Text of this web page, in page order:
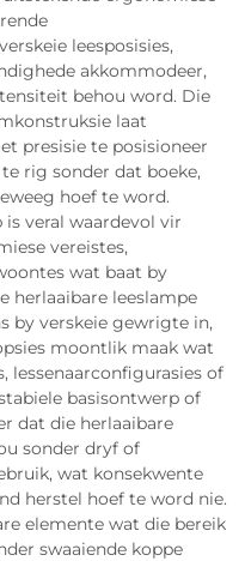
leesposisies,
akkommodeer,
behou word. Die
laat
presisie te posisioneer
rig sonder dat boeke,
hoef te word.
is veral waardevol vir
vereistes,
wat baat by
herlaaibare leeslampe
by verskeie gewrigte in,
moontlik maak wat
lessenaarconfigurasies of
basisontwerp of
dat die herlaaibare
sonder dryf of
wat konsekwente
herstel hoef te word nie.
elemente wat die bereik
swaaiende koppe